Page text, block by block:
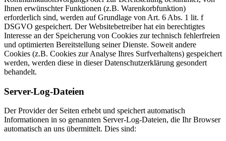
Ihnen erwünschter Funktionen (z.B. Warenkorbfunktion)
erforderlich sind, werden auf Grundlage von Art. 6 Abs. 1 lit. f
DSGVO gespeichert. Der Websitebetreiber hat ein berechtigtes
Interesse an der Speicherung von Cookies zur technisch fehlerfreien
und optimierten Bereitstellung seiner Dienste. Soweit andere
Cookies (z.B. Cookies zur Analyse Ihres Surfverhaltens) gespeichert
werden, werden diese in dieser Datenschutzerklärung gesondert
behandelt.
Server-Log-Dateien
Der Provider der Seiten erhebt und speichert automatisch
Informationen in so genannten Server-Log-Dateien, die Ihr Browser
automatisch an uns übermittelt. Dies sind: